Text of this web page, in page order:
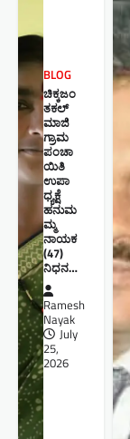
BLOG
ಚಿಕ್ಕಜಂ
ತಕಲ್
ಮಾಜಿ
ಗ್ರಾಮ
ಪಂಚಾ
ಯಿತಿ
ಉಪಾ
ಧ್ಯಕ್ಷೆ
ಹನುಮ
ಮ್ಮ
ನಾಯಕ
(47)
ನಿಧನ…
Ramesh
Nayak
July
25,
2026